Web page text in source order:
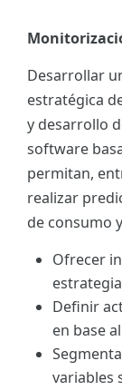
Desarrollar
estratégica
y desarrollo
software
permitan,
realizar
de consumo
Ofrecer
Definir
en base
variables